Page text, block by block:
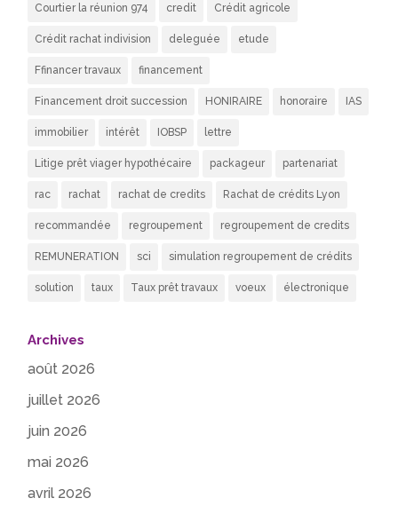
Courtier la réunion 974 credit Crédit agricole
Crédit rachat indivision deleguée etude
Ffinancer travaux financement
Financement droit succession HONIRAIRE honoraire IAS
immobilier intérêt IOBSP lettre
Litige prêt viager hypothécaire packageur partenariat
rac rachat rachat de credits Rachat de crédits Lyon
recommandée regroupement regroupement de credits
REMUNERATION sci simulation regroupement de crédits
solution taux Taux prêt travaux voeux électronique
Archives
août 2026
juillet 2026
juin 2026
mai 2026
avril 2026